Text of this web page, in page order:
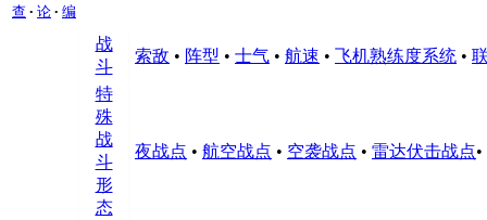
查 • 论 • 编
战
斗
索敌 • 阵型 • 士气 • 航速 • 飞机熟练度系统 •
特
殊
战
斗
形
态
夜战点 • 航空战点 • 空袭战点 • 雷达伏击战点•